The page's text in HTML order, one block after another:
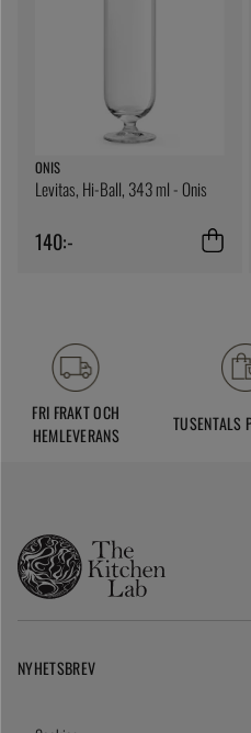
ONIS
Levitas, Hi-Ball, 343 ml - Onis
140:-
FRI FRAKT OCH
HEMLEVERANS
TUSENTALS
NYHETSBREV